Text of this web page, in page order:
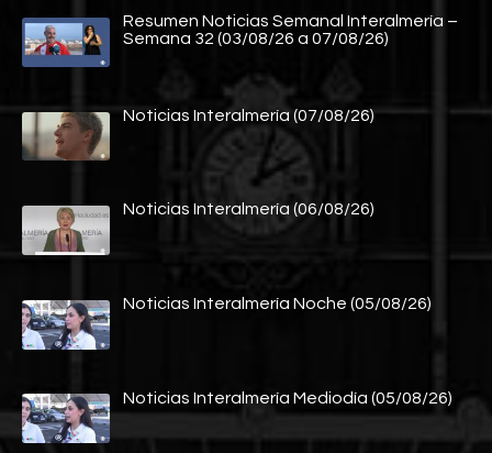
Resumen Noticias Semanal Interalmería –
Semana 32 (03/08/26 a 07/08/26)
Noticias Interalmería (07/08/26)
Noticias Interalmería (06/08/26)
Noticias Interalmería Noche (05/08/26)
Noticias Interalmería Mediodía (05/08/26)